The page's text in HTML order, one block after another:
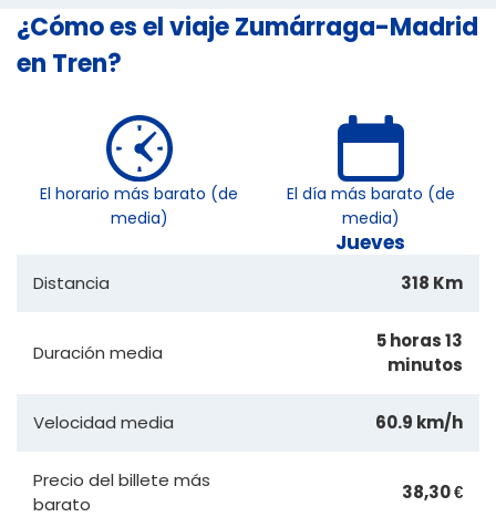
¿Cómo es el viaje Zumárraga-Madrid
en Tren?
El horario más barato (de
media)
El día más barato (de
media)
Jueves
Distancia 318 Km
Duración media
5 horas 13
minutos
Velocidad media 60.9 km/h
Precio del billete más
barato
38,30 €